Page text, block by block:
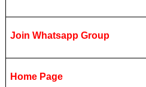
Join Whatsapp Group
Home Page